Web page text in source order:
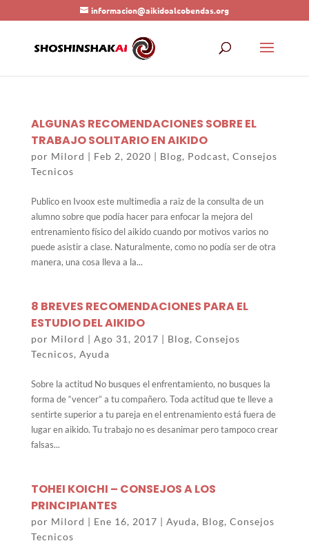
informacion@aikidoalcobendas.org
ALGUNAS RECOMENDACIONES SOBRE EL
TRABAJO SOLITARIO EN AIKIDO
por Milord | Feb 2, 2020 | Blog, Podcast, Consejos
Tecnicos
Publico en Ivoox este multimedia a raiz de la consulta de un
alumno sobre que podía hacer para enfocar la mejora del
entrenamiento físico del aikido cuando por motivos varios no
puede asistir a clase. Naturalmente, como no podía ser de otra
manera, una cosa lleva a la...
8 BREVES RECOMENDACIONES PARA EL
ESTUDIO DEL AIKIDO
por Milord | Ago 31, 2017 | Blog, Consejos
Tecnicos, Ayuda
Sobre la actitud No busques el enfrentamiento, no busques la
forma de “vencer” a tu compañero. Toda actitud que te lleve a
sentirte superior a tu pareja en el entrenamiento está fuera de
lugar en aikido. Tu trabajo no es desanimar pero tampoco crear
falsas...
TOHEI KOICHI – CONSEJOS A LOS
PRINCIPIANTES
por Milord | Ene 16, 2017 | Ayuda, Blog, Consejos
Tecnicos